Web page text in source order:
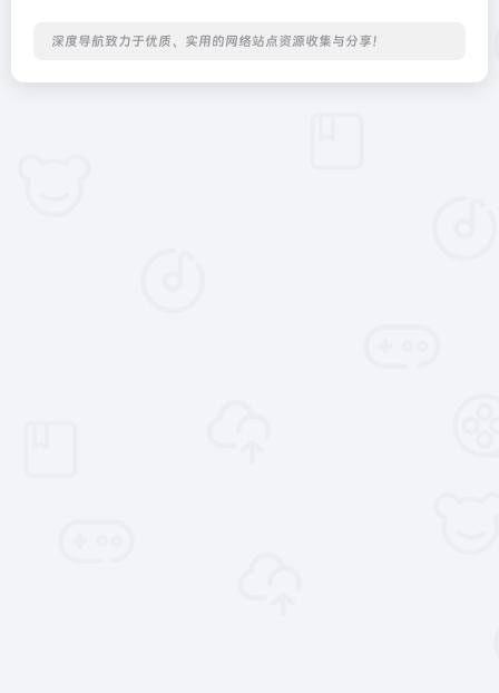
深度导航致力于优质、实用的网络站点资源收集与分享！